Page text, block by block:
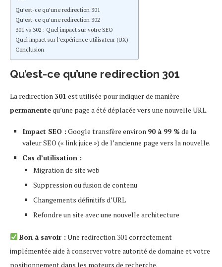
Qu’est-ce qu’une redirection 301
Qu’est-ce qu’une redirection 302
301 vs 302 : Quel impact sur votre SEO
Quel impact sur l’expérience utilisateur (UX)
Conclusion
Qu’est-ce qu’une redirection 301
La redirection 301 est utilisée pour indiquer de manière
permanentequ’une page a été déplacée vers une nouvelle URL.
Impact SEO : Google transfère environ 90 à 99 % de la
valeur SEO (« link juice ») de l’ancienne page vers la nouvelle.
Cas d’utilisation :
Migration de site web
Suppression ou fusion de contenu
Changements définitifs d’URL
Refondre un site avec une nouvelle architecture
Bon à savoir : Une redirection 301 correctement
implémentée aide à conserver votre autorité de domaine et votre
positionnement dans les moteurs de recherche.